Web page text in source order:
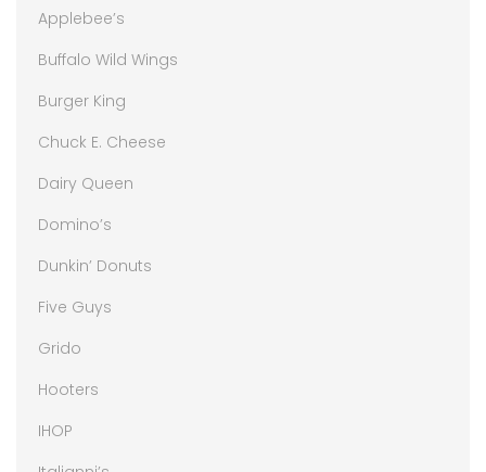
Applebee’s
Buffalo Wild Wings
Burger King
Chuck E. Cheese
Dairy Queen
Domino’s
Dunkin’ Donuts
Five Guys
Grido
Hooters
IHOP